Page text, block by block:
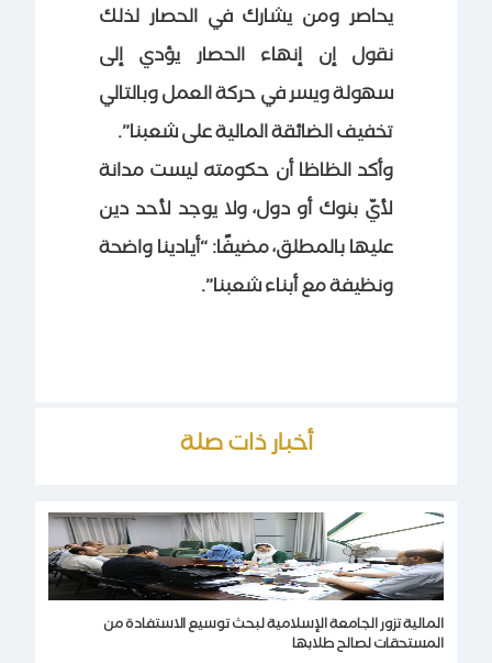
يحاصر ومن يشارك في الحصار لذلك
نقول إن إنهاء الحصار يؤدي إلى
سهولة ويسر في حركة العمل وبالتالي
تخفيف الضائقة المالية على شعبنا”.
وأكد الظاظا أن حكومته ليست مدانة
لأيّ بنوك أو دول، ولا يوجد لأحد دين
عليها بالمطلق، مضيفًا: “أيادينا واضحة
ونظيفة مع أبناء شعبنا”.
أخبار ذات صلة
المالية تزور الجامعة الإسلامية لبحث توسيع الاستفادة من
المستحقات لصالح طلابها